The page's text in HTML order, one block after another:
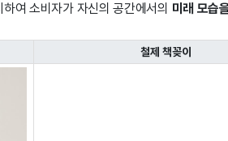
여 소비자가 자신의 공간에서의 미래 모습
철제 책꽂이